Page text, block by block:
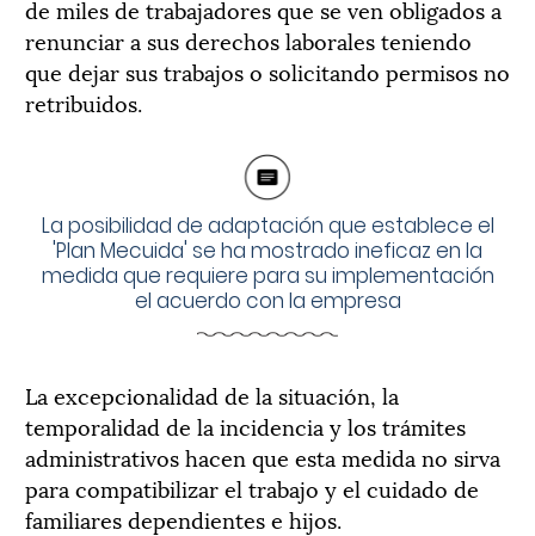
de miles de trabajadores que se ven obligados a
renunciar a sus derechos laborales teniendo
que dejar sus trabajos o solicitando permisos no
retribuidos.
La posibilidad de adaptación que establece el
'Plan Mecuida' se ha mostrado ineficaz en la
medida que requiere para su implementación
el acuerdo con la empresa
La excepcionalidad de la situación, la
temporalidad de la incidencia y los trámites
administrativos hacen que esta medida no sirva
para compatibilizar el trabajo y el cuidado de
familiares dependientes e hijos.